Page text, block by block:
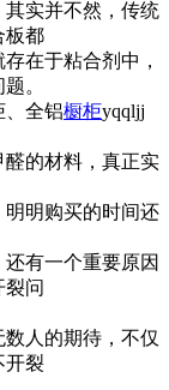
其实并不然，传统
板都
在于粘合剂中，
。
全铝橱柜yqqljj
的材料，真正实
明购买的时间还
有一个重要原因
裂问
人的期待，不仅
开裂